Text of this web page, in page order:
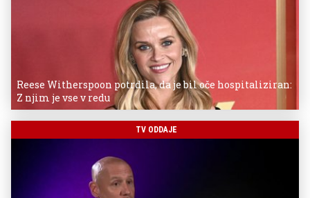
Reese Witherspoon potrdila, da je bil oče hospitaliziran:
Z njim je vse v redu
TV ODDAJE